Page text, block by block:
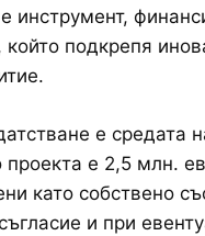
инструмент,
който подкрепя
е
проекта е 2,5 млн.
като собствено
и при